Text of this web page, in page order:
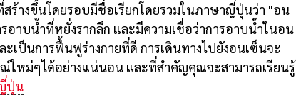
ร้างขึ้นโดยรอบมีชื่อเรียกโดยรวมในภาษาญี่ปุ่นว่า "อน
าบน้ำที่หยั่งรากลึก และมีความเชื่อว่าการอาบน้ำในอน
เป็นการฟื้นฟูร่างกายที่ดี การเดินทางไปยังอนเซ็นจะ
ใหม่ๆได้อย่างแน่นอน และที่สำคัญคุณจะสามารถเรียนรู้
ปุ่น